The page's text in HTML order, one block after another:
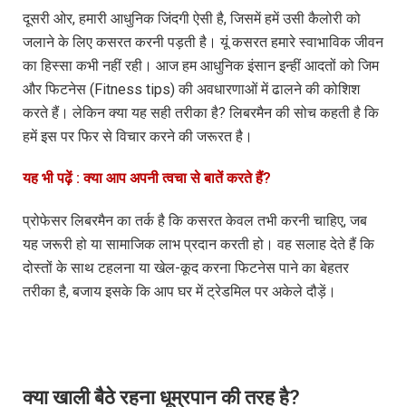
दूसरी ओर, हमारी आधुनिक जिंदगी ऐसी है, जिसमें हमें उसी कैलोरी को
जलाने के लिए कसरत करनी पड़ती है। यूं कसरत हमारे स्वाभाविक जीवन
का हिस्सा कभी नहीं रही। आज हम आधुनिक इंसान इन्हीं आदतों को जिम
और फिटनेस (Fitness tips) की अवधारणाओं में ढालने की कोशिश
करते हैं। लेकिन क्या यह सही तरीका है? लिबरमैन की सोच कहती है कि
हमें इस पर फिर से विचार करने की जरूरत है।
यह भी पढ़ें : क्या आप अपनी त्वचा से बातें करते हैं?
प्रोफेसर लिबरमैन का तर्क है कि कसरत केवल तभी करनी चाहिए, जब
यह जरूरी हो या सामाजिक लाभ प्रदान करती हो। वह सलाह देते हैं कि
दोस्तों के साथ टहलना या खेल-कूद करना फिटनेस पाने का बेहतर
तरीका है, बजाय इसके कि आप घर में ट्रेडमिल पर अकेले दौड़ें।
क्या खाली बैठे रहना धूम्रपान की तरह है?